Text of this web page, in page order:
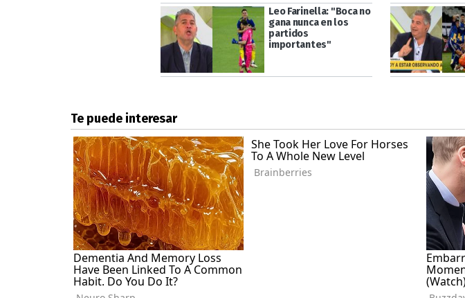
Leo Farinella: "Boca no
gana nunca en los
partidos
importantes"